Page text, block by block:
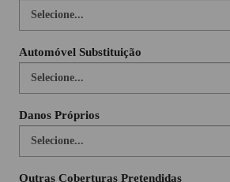
Automóvel Substituição
Danos Próprios
Outras Coberturas Pretendidas